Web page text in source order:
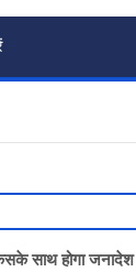
साथ होगा जनादेश